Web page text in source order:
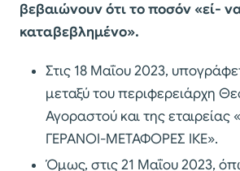
βεβαιώνουν ότι το ποσόν «εί-
καταβεβλημένο».
Στις 18 Μαΐου 2023,
μεταξύ του περιφερειάρχη
Αγοραστού και της
ΓΕΡΑΝΟΙ-ΜΕΤΑΦΟΡΕΣ ΙΚΕ».
Όμως, στις 21 Μαΐου 2023,